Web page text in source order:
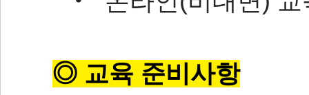
◎ 교육 준비사항